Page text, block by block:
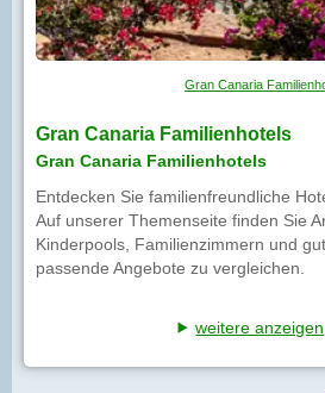
Gran Canaria
Gran Canaria Familienhotels
Gran Canaria Familienhotels
Entdecken Sie familienfreundliche
Auf unserer Themenseite finden Sie
Kinderpools, Familienzimmern und
passende Angebote zu vergleichen.
weitere anzeigen